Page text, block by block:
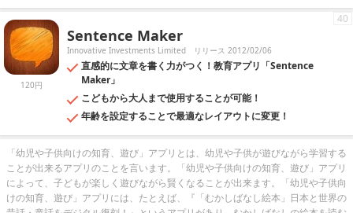
120円
Sentence Maker
Innovative Investments Limited リリース 2012/02/06
直感的に文章を書く力がつく！教育アプリ「Sentence
Maker」
こどもから大人まで使用することが可能！
年齢を設定することで最適なレイアウトに変更！
40
「幼児や子供向けの知育、遊び」アプリとは、幼児や子供が遊びながら学習する
ことが出来るアプリのことを言います。「幼児や子供向けの知育、遊び」アプリ
によって、子どもが楽しく遊びながら賢くなることが出来ます。「幼児や子供向
けの知育、遊び」アプリには、たとえば、『「むかしばなし絵本」日本と世界の